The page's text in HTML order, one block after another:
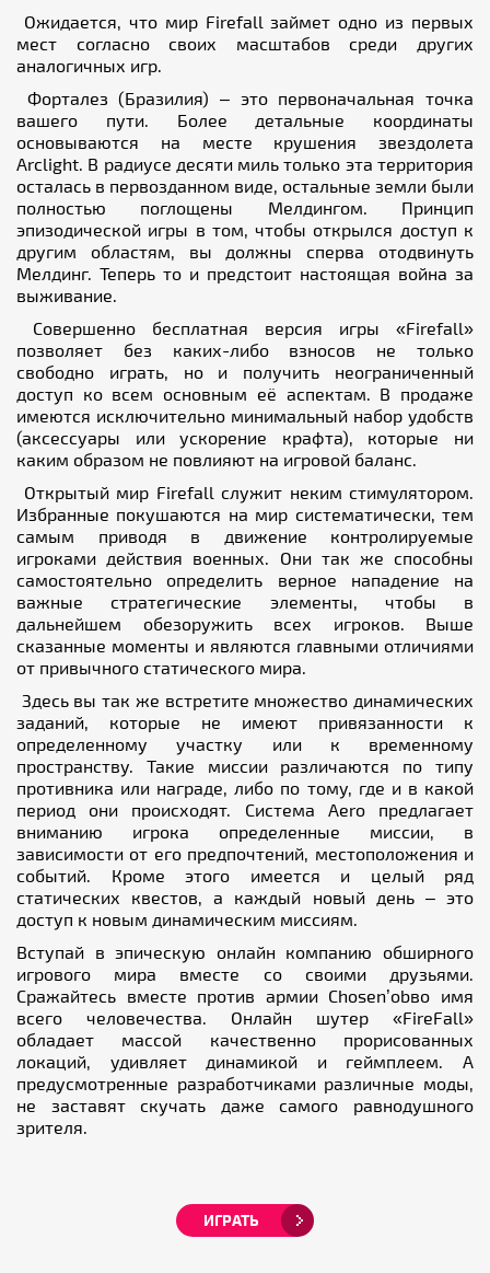
Ожидается, что мир Firefall займет одно из первых
мест согласно своих масштабов среди других
аналогичных игр.
Форталез (Бразилия) – это первоначальная точка
вашего пути. Более детальные координаты
основываются на месте крушения звездолета
Arclight. В радиусе десяти миль только эта территория
осталась в первозданном виде, остальные земли были
полностью поглощены Мелдингом. Принцип
эпизодической игры в том, чтобы открылся доступ к
другим областям, вы должны сперва отодвинуть
Мелдинг. Теперь то и предстоит настоящая война за
выживание.
Совершенно бесплатная версия игры «Firefall»
позволяет без каких-либо взносов не только
свободно играть, но и получить неограниченный
доступ ко всем основным её аспектам. В продаже
имеются исключительно минимальный набор удобств
(аксессуары или ускорение крафта), которые ни
каким образом не повлияют на игровой баланс.
Открытый мир Firefall служит неким стимулятором.
Избранные покушаются на мир систематически, тем
самым приводя в движение контролируемые
игроками действия военных. Они так же способны
самостоятельно определить верное нападение на
важные стратегические элементы, чтобы в
дальнейшем обезоружить всех игроков. Выше
сказанные моменты и являются главными отличиями
от привычного статического мира.
Здесь вы так же встретите множество динамических
заданий, которые не имеют привязанности к
определенному участку или к временному
пространству. Такие миссии различаются по типу
противника или награде, либо по тому, где и в какой
период они происходят. Система Aero предлагает
вниманию игрока определенные миссии, в
зависимости от его предпочтений, местоположения и
событий. Кроме этого имеется и целый ряд
статических квестов, а каждый новый день – это
доступ к новым динамическим миссиям.
Вступай в эпическую онлайн компанию обширного
игрового мира вместе со своими друзьями.
Сражайтесь вместе против армии Chosen’obво имя
всего человечества. Онлайн шутер «FireFall»
обладает массой качественно прорисованных
локаций, удивляет динамикой и геймплеем. А
предусмотренные разработчиками различные моды,
не заставят скучать даже самого равнодушного
зрителя.
ИГРАТЬ